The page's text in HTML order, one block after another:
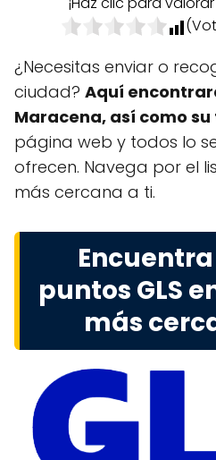
¿Necesitas enviar o
ciudad? Aquí
Maracena, así como
página web y todos lo
ofrecen. Navega por el
más cercana a ti.
puntos GLS
más